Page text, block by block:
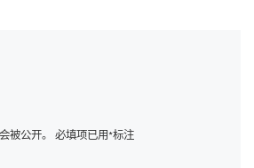
被公开。 必填项已用*标注